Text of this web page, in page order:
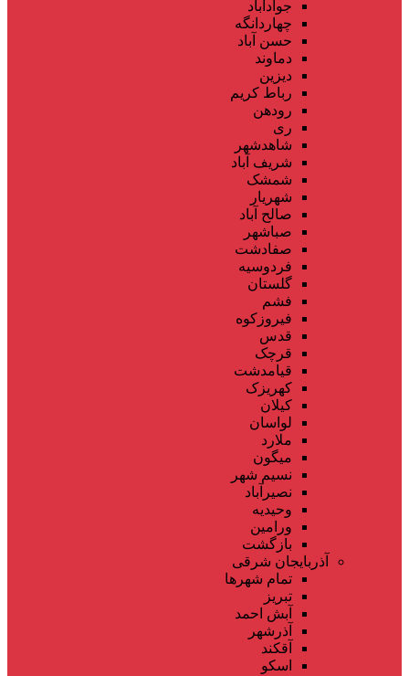
جوادآباد
چهاردانگه
حسن آباد
دماوند
دیزین
رباط کریم
رودهن
ری
شاهدشهر
شریف آباد
شمشک
شهریار
صالح آباد
صباشهر
صفادشت
فردوسیه
گلستان
فشم
فیروزکوه
قدس
قرچک
قیامدشت
کهریزک
کیلان
لواسان
ملارد
میگون
نسیم شهر
نصیرآباد
وحیدیه
ورامین
بازگشت
آذربایجان شرقی
تمام شهر‌ها
تبریز
آبش احمد
آذرشهر
آقکند
اسکو